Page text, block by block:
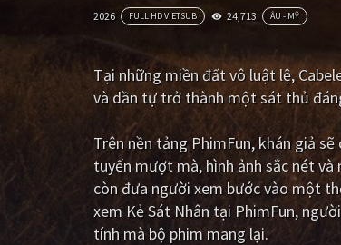
2026 FULL HD VIETSUB 24,713 ÂU - MỸ
Tại những miền đất vô luật lệ,
và dần tự trở thành một sát thủ
Trên nền tảng PhimFun, khán giả
tuyến mượt mà, hình ảnh sắc nét
còn đưa người xem bước vào một
xem Kẻ Sát Nhân tại PhimFun,
tính mà bộ phim mang lại.